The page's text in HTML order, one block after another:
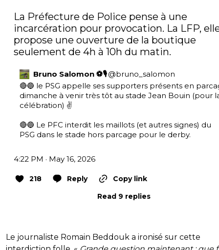
La Préfecture de Police pense à une
incarcération pour provocation. La LFP,
propose une ouverture de la boutique
seulement de 4h à 10h du matin.
Bruno Salomon ⚽🎙@bruno_salomon
🔴🔵 le PSG appelle ses supporters présents en
dimanche à venir très tôt au stade Jean Bouin (pour
célébration) ✌️
🔴🔵 Le PFC interdit les maillots (et autres signes) du
PSG dans le stade hors parcage pour le derby.
4:22 PM · May 16, 2026
218 Reply
Copy link
Read 9 replies
Le journaliste Romain Beddouk a ironisé sur cette